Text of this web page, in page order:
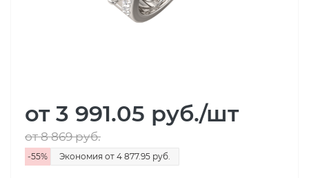
от 3 991.05 руб./шт
от 8 869руб.
-55% Экономия от 4 877.95 руб.